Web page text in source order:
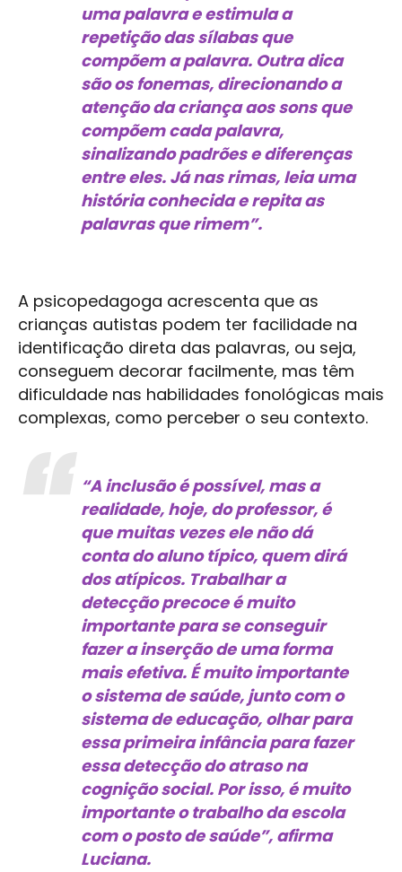
uma palavra e estimula a
repetição das sílabas que
compõem a palavra. Outra dica
são os fonemas, direcionando a
atenção da criança aos sons que
compõem cada palavra,
sinalizando padrões e diferenças
entre eles. Já nas rimas, leia uma
história conhecida e repita as
palavras que rimem”.
A psicopedagoga acrescenta que as
crianças autistas podem ter facilidade na
identificação direta das palavras, ou seja,
conseguem decorar facilmente, mas têm
dificuldade nas habilidades fonológicas mais
complexas, como perceber o seu contexto.
“A inclusão é possível, mas a
realidade, hoje, do professor, é
que muitas vezes ele não dá
conta do aluno típico, quem dirá
dos atípicos. Trabalhar a
detecção precoce é muito
importante para se conseguir
fazer a inserção de uma forma
mais efetiva. É muito importante
o sistema de saúde, junto com o
sistema de educação, olhar para
essa primeira infância para fazer
essa detecção do atraso na
cognição social. Por isso, é muito
importante o trabalho da escola
com o posto de saúde”, afirma
Luciana.